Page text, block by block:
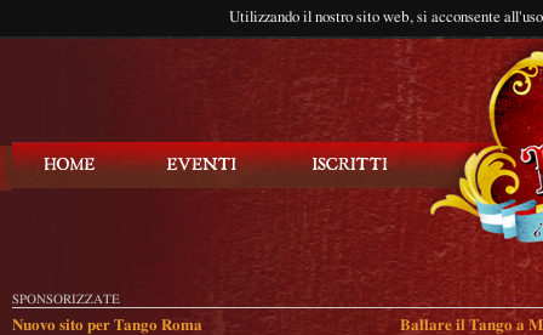
Utilizzando il nostro sito web, si acconsente
SPONSORIZZATE
Nuovo sito per Tango Roma Ballare il Tango a